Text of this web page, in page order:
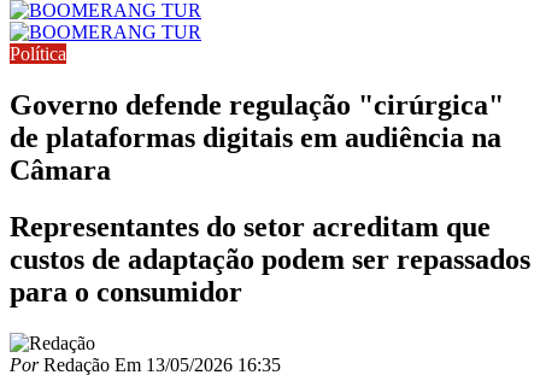
Política
Governo defende regulação "cirúrgica"
de plataformas digitais em audiência na
Câmara
Representantes do setor acreditam que
custos de adaptação podem ser repassados
para o consumidor
PorRedação Em 13/05/2026 16:35